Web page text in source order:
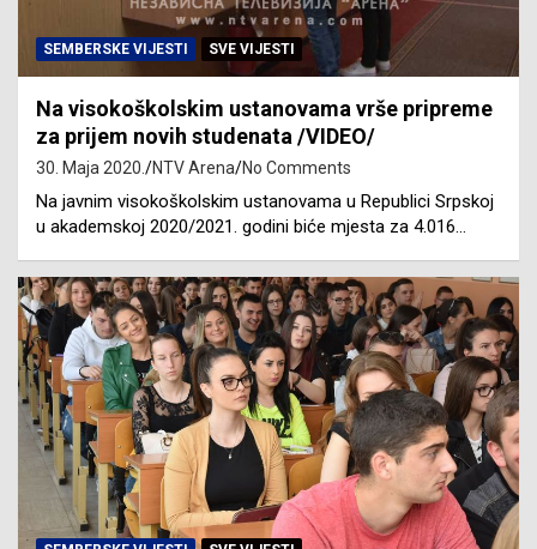
SEMBERSKE VIJESTI SVE VIJESTI
Na visokoškolskim ustanovama vrše pripreme
za prijem novih studenata /VIDEO/
30. Maja 2020. NTV Arena No Comments
Na javnim visokoškolskim ustanovama u Republici Srpskoj
u akademskoj 2020/2021. godini biće mjesta za 4.016…